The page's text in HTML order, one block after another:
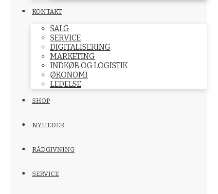
KONTAKT
SALG
SERVICE
DIGITALISERING
MARKETING
INDKØB OG LOGISTIK
ØKONOMI
LEDELSE
SHOP
NYHEDER
RÅDGIVNING
SERVICE